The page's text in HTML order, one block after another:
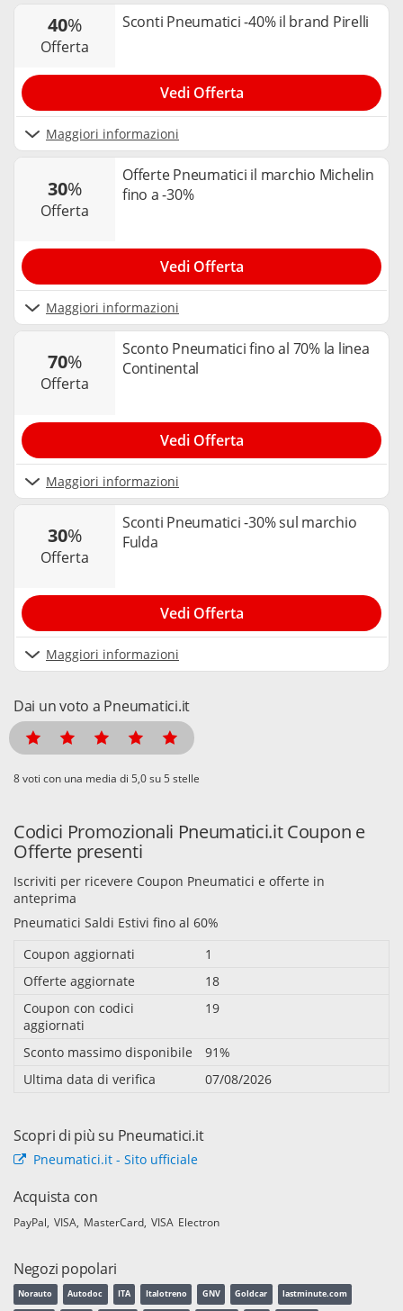
40%
offerta
Sconti Pneumatici -40% il brand Pirelli
Maggiori informazioni
Vedi Offerta
30%
offerta
Offerte Pneumatici il marchio Michelin
fino a -30%
Maggiori informazioni
Vedi Offerta
70%
offerta
Sconto Pneumatici fino al 70% la linea
Continental
Maggiori informazioni
Vedi Offerta
30%
offerta
Sconti Pneumatici -30% sul marchio
Fulda
Maggiori informazioni
Vedi Offerta
Dai un voto a Pneumatici.it
voti con una media di su 5 stelle
Codici Promozionali Pneumatici.it Coupon e
Offerte presenti
Iscriviti per ricevere Coupon Pneumatici e offerte in
anteprima
Pneumatici Saldi Estivi fino al 60%
Coupon aggiornati
1
Offerte aggiornate
18
Coupon con codici
aggiornati
19
Sconto massimo disponibile
91%
Ultima data di verifica
07/08/2026
Scopri di più su Pneumatici.it
Pneumatici.it - Sito ufficiale
Acquista con
PayPal VISA MasterCard VISA Electron
Negozi popolari
Norauto Autodoc ITA Italotreno GNV Goldcar lastminute.com